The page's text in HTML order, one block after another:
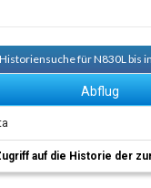
für N830L bis
Abflug
auf die Historie der